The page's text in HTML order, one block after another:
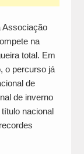
Associação
na
total. Em
o percurso já
de
de inverno
nacional